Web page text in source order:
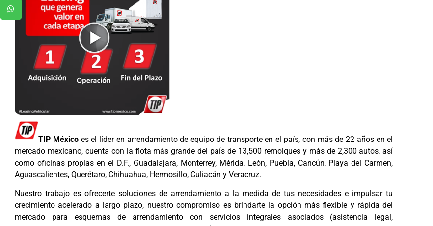
TIP Méxicoes el líder en arrendamiento de equipo de transporte en el país, con más de 22 años en el
mercado mexicano, cuenta con la flota más grande del país de 13,500 remolques y más de 2,300 autos, así
como oficinas propias en el D.F., Guadalajara, Monterrey, Mérida, León, Puebla, Cancún, Playa del Carmen,
Aguascalientes, Querétaro, Chihuahua, Hermosillo, Culiacán y Veracruz.
Nuestro trabajo es ofrecerte soluciones de arrendamiento a la medida de tus necesidades e impulsar tu
crecimiento acelerado a largo plazo, nuestro compromiso es brindarte la opción más flexible y rápida del
mercado para esquemas de arrendamiento con servicios integrales asociados (asistencia legal,